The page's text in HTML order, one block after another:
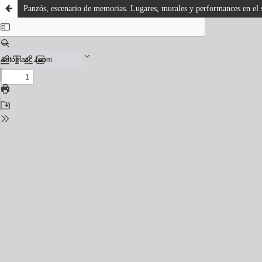
Panzós, escenario de memorias. Lugares, murales y performances en